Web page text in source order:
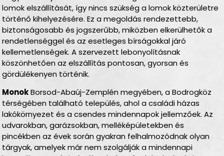
lomok elszállítását, így nincs szükség a lomok közterületre
történő kihelyezésére. Ez a megoldás rendezettebb,
biztonságosabb és jogszerűbb, miközben elkerülhetők a
rendetlenséggel és az esetleges bírságokkal járó
kellemetlenségek. A szervezett lebonyolításnak
köszönhetően az elszállítás pontosan, gyorsan és
gördülékenyen történik.
MonokBorsod-Abaúj-Zemplén megyében, a Bodrogköz
térségében található település, ahol a családi házas
lakókörnyezet és a csendes mindennapok jellemzőek. Az
udvarokban, garázsokban, melléképületekben és
pincékben az évek során gyakran felhalmozódnak olyan
tárgyak, amelyek már nem szolgálják a mindennapi